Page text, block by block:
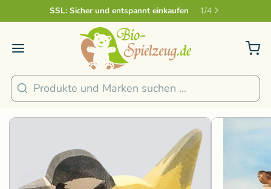
Sicher und nachhaltig Bezahlen 4
Suchen
1/3